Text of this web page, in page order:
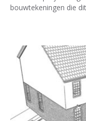
bouwtekeningen die